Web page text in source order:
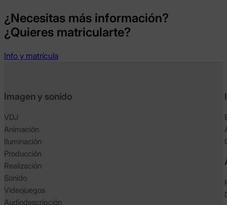
¿Necesitas más información?
¿Quieres matricularte?
Info y matrícula
Imagen y sonido
VDJ
Animación
Iluminación
Producción
Realización
Sonido
Videojuegos
Audiodescripción